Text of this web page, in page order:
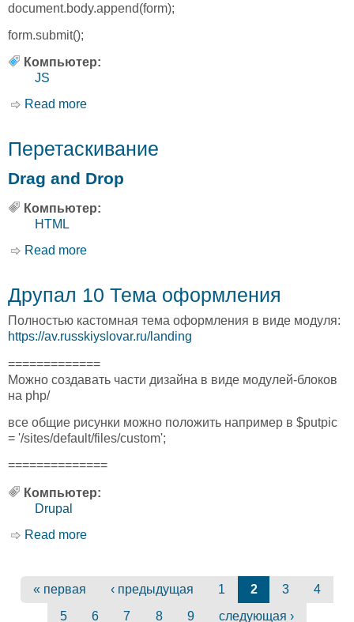
document.body.append(form);
form.submit();
Компьютер:
JS
Read more
Перетаскивание
Drag and Drop
Компьютер:
HTML
Read more
Друпал 10 Тема оформления
Полностью кастомная тема оформления в виде модуля:
https://av.russkiyslovar.ru/landing
=============
Можно создавать части дизайна в виде модулей-блоков
на php/
все общие рисунки можно положить например в $putpic
= '/sites/default/files/custom';
==============
Компьютер:
Drupal
Read more
Страницы
« первая ‹ предыдущая 1 2 3
4
5
6 7 8 9
следующая ›